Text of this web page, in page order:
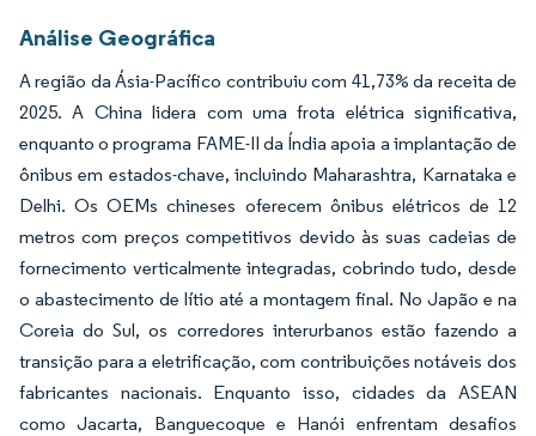
Análise Geográfica
A região da Ásia-Pacífico contribuiu com 41,73% da receita de
2025. A China lidera com uma frota elétrica significativa,
enquanto o programa FAME-II da Índia apoia a implantação de
ônibus em estados-chave, incluindo Maharashtra, Karnataka e
Delhi. Os OEMs chineses oferecem ônibus elétricos de 12
metros com preços competitivos devido às suas cadeias de
fornecimento verticalmente integradas, cobrindo tudo, desde
o abastecimento de lítio até a montagem final. No Japão e na
Coreia do Sul, os corredores interurbanos estão fazendo a
transição para a eletrificação, com contribuições notáveis dos
fabricantes nacionais. Enquanto isso, cidades da ASEAN
como Jacarta, Banguecoque e Hanói enfrentam desafios